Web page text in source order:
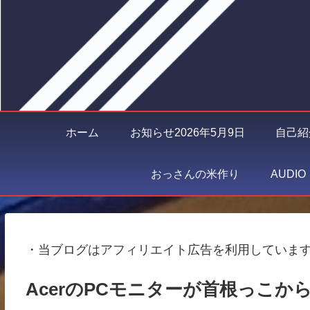
ホーム お知らせ2026年5月9日 自己
おっさんの米作り
・当ブログはアフィリエイト広告を利用していま
AcerのPCモニターが首根っこか